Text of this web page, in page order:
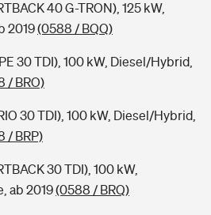
40 G-TRON), 125 kW,
2019(0588 / BQQ)
30 TDI), 100 kW, Diesel/Hybrid,
/ BRO)
30 TDI), 100 kW, Diesel/Hybrid,
/ BRP)
30 TDI), 100 kW,
ab 2019(0588 / BRQ)